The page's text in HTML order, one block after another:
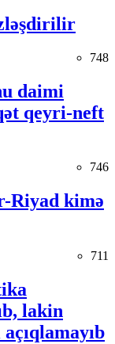
748
daimi
qeyri-neft
746
Riyad kimə
711
lakin